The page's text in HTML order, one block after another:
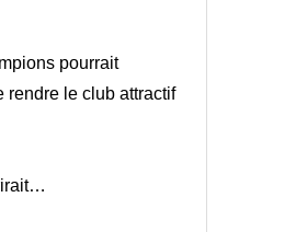
pourrait
rendre le club attractif